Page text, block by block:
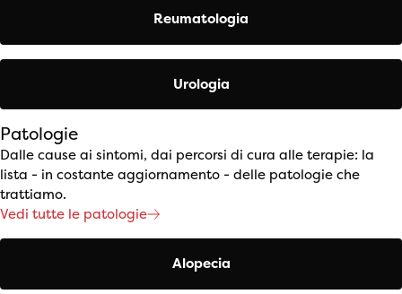
Reumatologia
Urologia
Patologie
Dalle cause ai sintomi, dai percorsi di cura alle terapie: la
lista - in costante aggiornamento - delle patologie che
trattiamo.
Vedi tutte le patologie
Alopecia